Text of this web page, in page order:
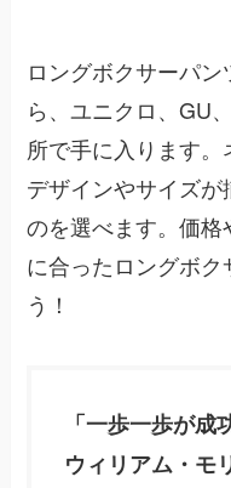
ロングボクサーパ
ら、ユニクロ、GU
所で手に入ります
デザインやサイズ
のを選べます。価
に合ったロングボク
う！
「一歩一歩が
ウィリアム・モ